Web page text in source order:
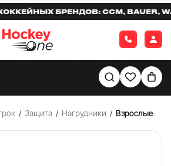
БРЕНДОВ: CCM, BAUER,
/ Защита / Нагрудники / Взрослые